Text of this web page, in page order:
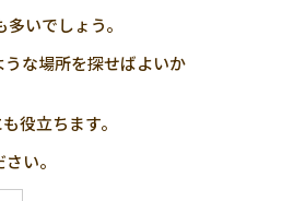
いでしょう。
な場所を探せばよいか
役立ちます。
い。